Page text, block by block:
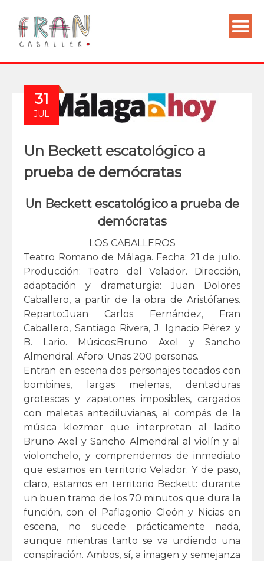
31
JUL
Un Beckett escatológico a
prueba de demócratas
Un Beckett escatológico a prueba de
demócratas
LOS CABALLEROS
Teatro Romano de Málaga. Fecha: 21 de julio.
Producción: Teatro del Velador. Dirección,
adaptación y dramaturgia: Juan Dolores
Caballero, a partir de la obra de Aristófanes.
Reparto:Juan Carlos Fernández, Fran
Caballero, Santiago Rivera, J. Ignacio Pérez y
B. Lario. Músicos:Bruno Axel y Sancho
Almendral. Aforo: Unas 200 personas.
Entran en escena dos personajes tocados con
bombines, largas melenas, dentaduras
grotescas y zapatones imposibles, cargados
con maletas antediluvianas, al compás de la
música klezmer que interpretan al ladito
Bruno Axel y Sancho Almendral al violín y al
violonchelo, y comprendemos de inmediato
que estamos en territorio Velador. Y de paso,
claro, estamos en territorio Beckett: durante
un buen tramo de los 70 minutos que dura la
función, con el Paflagonio Cleón y Nicias en
escena, no sucede prácticamente nada,
aunque mientras tanto se va urdiendo una
conspiración. Ambos, sí, a imagen y semejanza